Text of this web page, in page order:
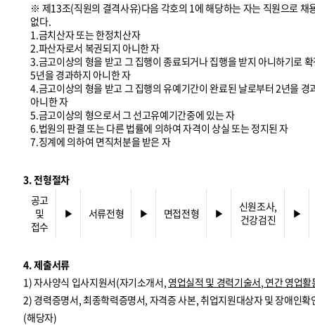
※ 제13조(직원의 결격사유)다음 각호의 1에 해당하는 자는 직원으로 채
없다.
1.금치산자 또는 한정치산자
2.파산자로서 복권되지 아니한 자
3.금고이상의 형을 받고 그 집행이 종료되거나 집행을 받지 아니하기로
5년을 경과하지 아니한 자
4.금고이상의 형을 받고 그 집행의 유예기간이 완료된 날로부터 2년을 경
아니한 자
5.금고이상의 형으로서 그 선고유예기간중에 있는 자
6.법원의 판결 또는 다른 법률에 의하여 자격이 상실 또는 정지된 자
7.징계에 의하여 면직처분을 받은 자
3. 전형절차
공고
및
접수
▶ 서류전형 ▶ 면접전형 ▶
신원조사,
건강검진
▶
4. 제출서류
1) 자사양식 입사지원서(자기소개서, 영업실적 및 경력기술서, 연간 영업활
2) 경력증명서, 최종학력증명서, 자격증 사본, 취업지원대상자 및 장애인확
(해당자)